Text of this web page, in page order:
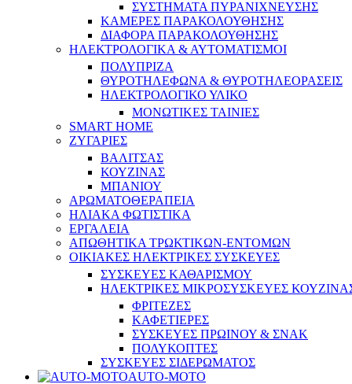
ΣΥΣΤΗΜΑΤΑ ΠΥΡΑΝΙΧΝΕΥΣΗΣ
ΚΑΜΕΡΕΣ ΠΑΡΑΚΟΛΟΥΘΗΣΗΣ
ΔΙΑΦΟΡΑ ΠΑΡΑΚΟΛΟΥΘΗΣΗΣ
ΗΛΕΚΤΡΟΛΟΓΙΚΑ & ΑΥΤΟΜΑΤΙΣΜΟΙ
ΠΟΛΥΠΡΙΖΑ
ΘΥΡΟΤΗΛΕΦΩΝΑ & ΘΥΡΟΤΗΛΕΟΡΑΣΕΙΣ
ΗΛΕΚΤΡΟΛΟΓΙΚΟ ΥΛΙΚΟ
ΜΟΝΩΤΙΚΕΣ ΤΑΙΝΙΕΣ
SMART HOME
ΖΥΓΑΡΙΕΣ
ΒΑΛΙΤΣΑΣ
ΚΟΥΖΙΝΑΣ
ΜΠΑΝΙΟΥ
ΑΡΩΜΑΤΟΘΕΡΑΠΕΙΑ
ΗΛΙΑΚΑ ΦΩΤΙΣΤΙΚΑ
ΕΡΓΑΛΕΙΑ
ΑΠΩΘΗΤΙΚΑ ΤΡΩΚΤΙΚΩΝ-ΕΝΤΟΜΩΝ
ΟΙΚΙΑΚΕΣ ΗΛΕΚΤΡΙΚΕΣ ΣΥΣΚΕΥΕΣ
ΣΥΣΚΕΥΕΣ ΚΑΘΑΡΙΣΜΟΥ
ΗΛΕΚΤΡΙΚΕΣ ΜΙΚΡΟΣΥΣΚΕΥΕΣ
ΦΡΙΤΕΖΕΣ
ΚΑΦΕΤΙΕΡΕΣ
ΣΥΣΚΕΥΕΣ ΠΡΩΙΝΟΥ & ΣΝΑΚ
ΠΟΛΥΚΟΠΤΕΣ
ΣΥΣΚΕΥΕΣ ΣΙΔΕΡΩΜΑΤΟΣ
AUTO-MOTO